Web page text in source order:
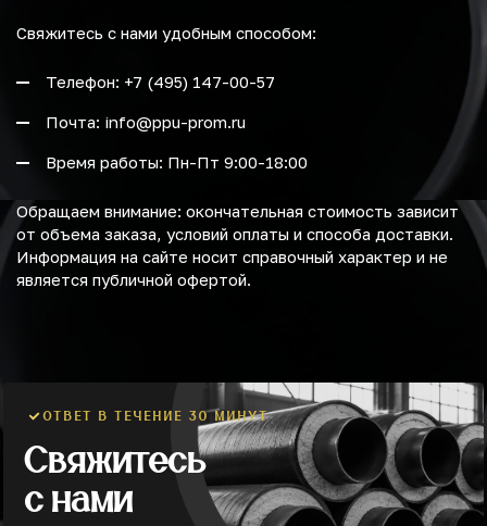
Свяжитесь с нами удобным способом:
Телефон: +7 (495) 147-00-57
Почта: info@ppu-prom.ru
Время работы: Пн-Пт 9:00-18:00
Обращаем внимание: окончательная стоимость зависит
от объема заказа, условий оплаты и способа доставки.
Информация на сайте носит справочный характер и не
является публичной офертой.
ОТВЕТ В ТЕЧЕНИЕ 30 МИНУТ
Свяжитесь
с нами